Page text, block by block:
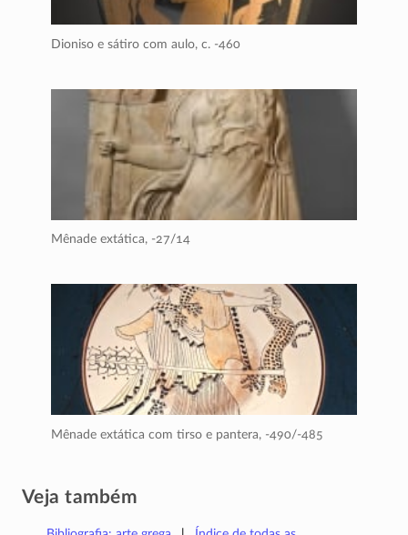
Dioniso e sátiro com aulo, c. -460
Mênade extática, -27/14
Mênade extática com tirso e pantera, -490/-485
Veja também